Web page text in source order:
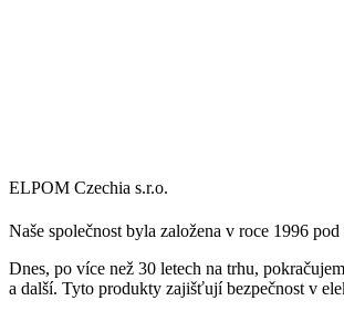
ELPOM Czechia s.r.o.
Naše společnost byla založena v roce 1996
Dnes, po více než 30 letech na trhu,
a další. Tyto produkty zajišťují bezpečnost v